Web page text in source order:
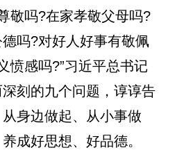
敬吗?在家孝敬父母吗?
吗?对好人好事有敬佩
愤感吗?”习近平总书记
刻的九个问题，谆谆告
身边做起、从小事做
成好思想、好品德。